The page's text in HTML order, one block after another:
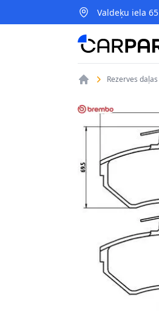
Valdeķu iela 65
CarParts
Rezerves daļas